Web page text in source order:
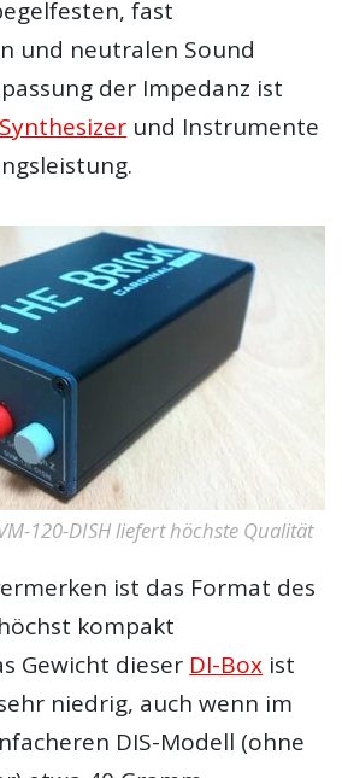
fast
und neutralen Sound
der Impedanz ist
Synthesizer und Instrumente
120-DISH liefert höchste Qualität
ist das Format des
kompakt
Gewicht dieser DI-Box ist
niedrig, auch wenn im
DIS-Modell (ohne